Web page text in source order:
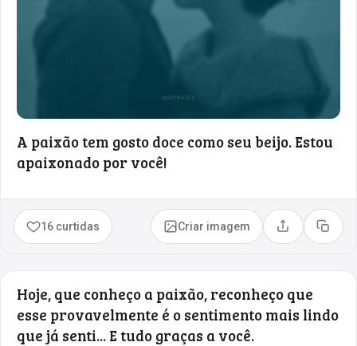
A paixão tem gosto doce como seu beijo. Estou
apaixonado por você!
16 curtidas Criar imagem Compartilhar
Copiar
Hoje, que conheço a paixão, reconheço que
esse provavelmente é o sentimento mais lindo
que já senti... E tudo graças a você.